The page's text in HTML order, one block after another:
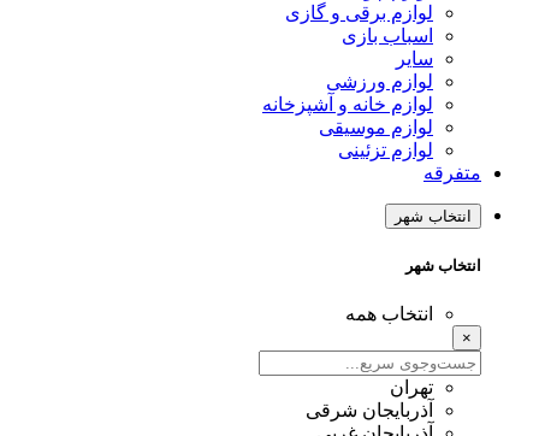
لوازم برقی و گازی
اسباب بازی
سایر
لوازم ورزشی
لوازم خانه و آشپزخانه
لوازم موسیقی
لوازم تزئینی
متفرقه
انتخاب شهر
انتخاب شهر
انتخاب همه
×
تهران
آذربایجان شرقی